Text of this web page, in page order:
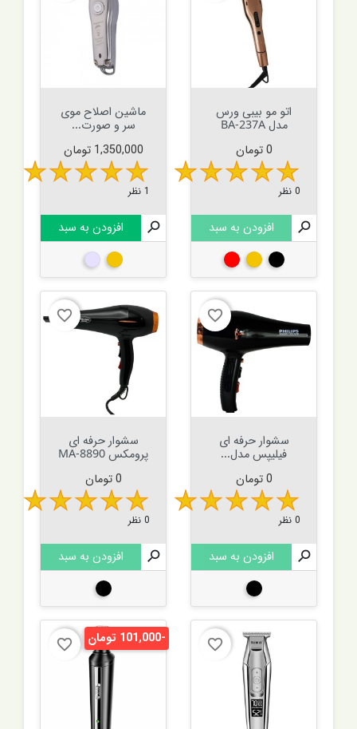
اتو مو بیبی ورس
مدل BA-237A
قیمت
0 تومان
0 نظر

افزودن به سبد
مشکیطلاییقرمز
ماشین اصلاح موی
سر و صورت...
قیمت
1,350,000 تومان
1 نظر

افزودن به سبد
طلایینقره ای
favorite_border
سشوار حرفه ای
فیلیپس مدل...
قیمت
0 تومان
0 نظر

افزودن به سبد
مشکی
favorite_border
سشوار حرفه ای
پرومکس MA-8890
قیمت
0 تومان
0 نظر

افزودن به سبد
مشکی
favorite_border
favorite_border -101,000 تومان